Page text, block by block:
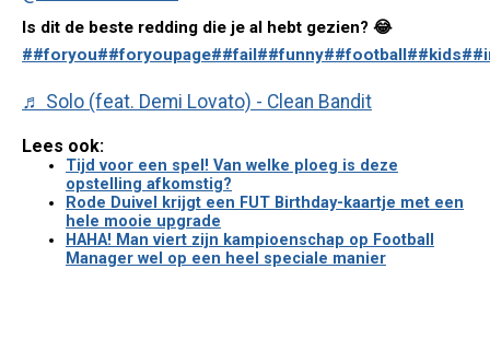
Is dit de beste redding die je al hebt gezien? 😂
##foryou##foryoupage##fail##funny##football##kids
♬ Solo (feat. Demi Lovato) - Clean Bandit
Lees ook:
Tijd voor een spel! Van welke ploeg is deze
opstelling afkomstig?
Rode Duivel krijgt een FUT Birthday-kaartje met een
hele mooie upgrade
HAHA! Man viert zijn kampioenschap op Football
Manager wel op een heel speciale manier